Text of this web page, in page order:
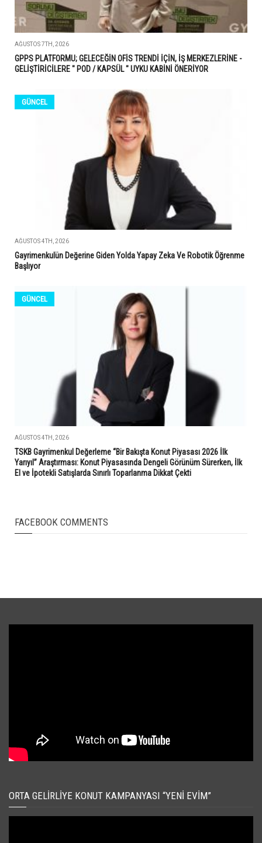
AĞUSTOS 7TH, 2026
GPPS PLATFORMU; GELECEĞİN OFİS TRENDİ İÇİN, İŞ MERKEZLERİNE -
GELİŞTİRİCİLERE " POD / KAPSÜL " UYKU KABİNİ ÖNERİYOR
GÜNCEL
AĞUSTOS 4TH, 2026
Gayrimenkulün Değerine Giden Yolda Yapay Zeka Ve Robotik Öğrenme
Başlıyor
GÜNCEL
AĞUSTOS 4TH, 2026
TSKB Gayrimenkul Değerleme “Bir Bakışta Konut Piyasası 2026 İlk
Yarıyıl” Araştırması: Konut Piyasasında Dengeli Görünüm Sürerken, İlk
El ve İpotekli Satışlarda Sınırlı Toparlanma Dikkat Çekti
FACEBOOK COMMENTS
ORTA GELIRLIYE KONUT KAMPANYASI “YENI EVIM”